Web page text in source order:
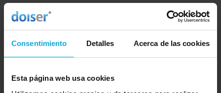
Consentimiento Detalles Acerca de las cookies
Esta página web usa cookies